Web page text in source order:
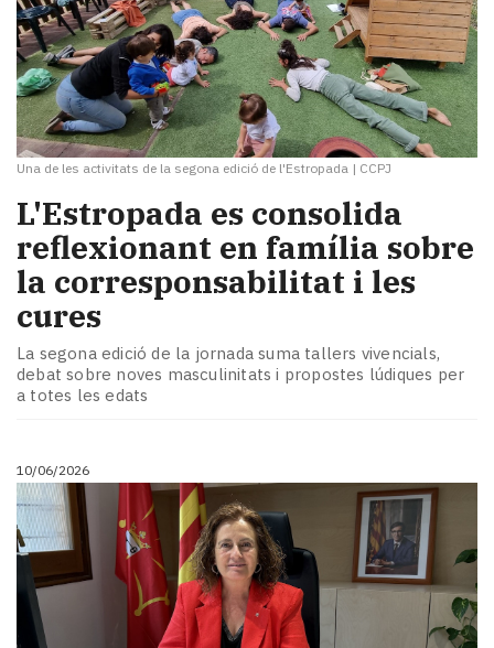
Una de les activitats de la segona edició de l'Estropada | CCPJ
​L'Estropada es consolida
reflexionant en família sobre
la corresponsabilitat i les
cures
La segona edició de la jornada suma tallers vivencials,
debat sobre noves masculinitats i propostes lúdiques per
a totes les edats
10/06/2026